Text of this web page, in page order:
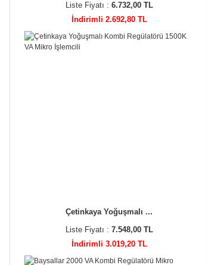
Liste Fiyatı : 6.732,00 TL
İndirimli 2.692,80 TL
Çetinkaya Yoğuşmalı ...
Liste Fiyatı : 7.548,00 TL
İndirimli 3.019,20 TL